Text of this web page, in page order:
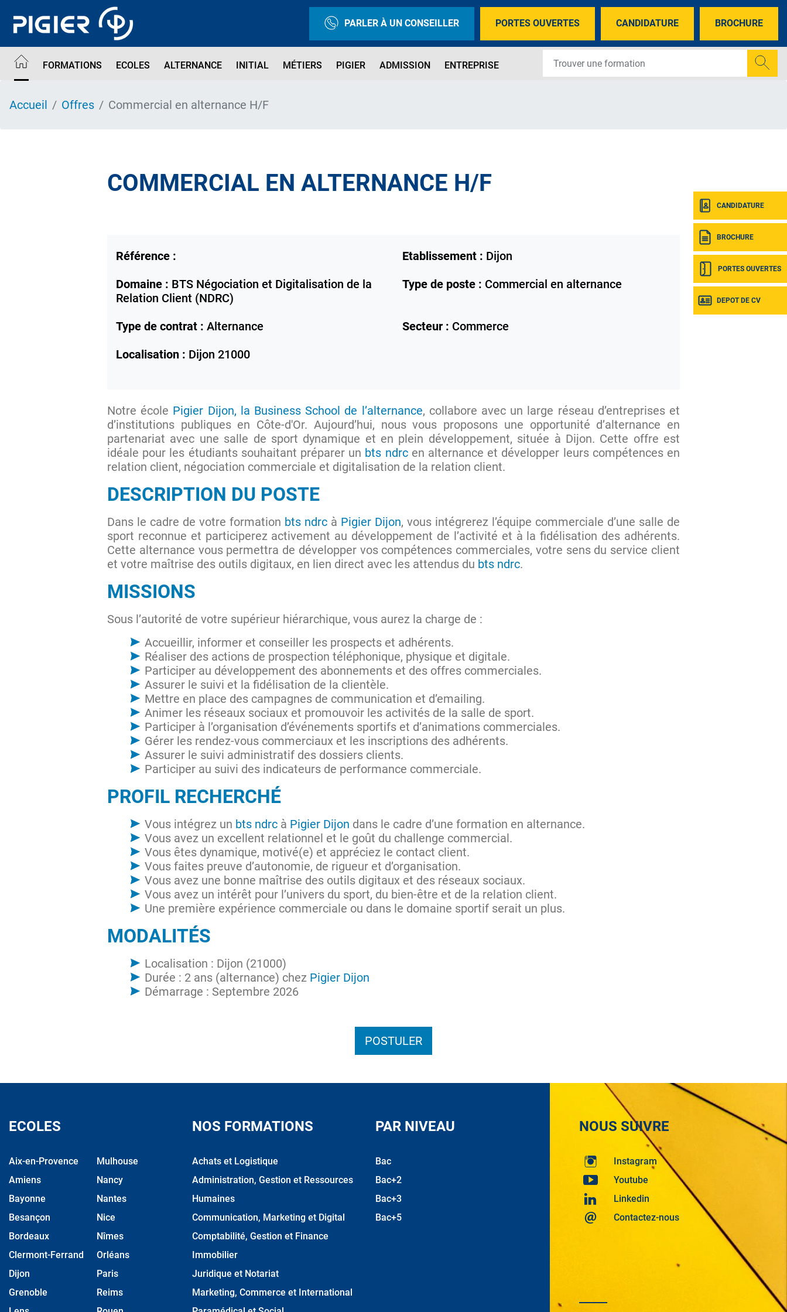
contenu
PARLER À UN CONSEILLER PORTES OUVERTES CANDIDATURE BROCHURE
FORMATIONS ECOLES ALTERNANCE INITIAL MÉTIERS PIGIER ADMISSION ENTREPRISE
CANDIDATURE
BROCHURE
PORTES OUVERTES
DEPOT DE CV
Accueil Offres Commercial en alternance H/F
COMMERCIAL EN ALTERNANCE H/F
Référence : Etablissement : Dijon
Domaine : BTS Négociation et Digitalisation de la
Relation Client (NDRC)
Type de poste : Commercial en alternance
Type de contrat : Alternance Secteur : Commerce
Localisation : Dijon 21000
Notre école Pigier Dijon, la Business School de l’alternance, collabore avec un large réseau d’entreprises et
d’institutions publiques en Côte-d'Or. Aujourd’hui, nous vous proposons une opportunité d’alternance en
partenariat avec une salle de sport dynamique et en plein développement, située à Dijon. Cette offre est
idéale pour les étudiants souhaitant préparer un bts ndrcen alternance et développer leurs compétences en
relation client, négociation commerciale et digitalisation de la relation client.
DESCRIPTION DU POSTE
Dans le cadre de votre formation bts ndrc à Pigier Dijon, vous intégrerez l’équipe commerciale d’une salle de
sport reconnue et participerez activement au développement de l’activité et à la fidélisation des adhérents.
Cette alternance vous permettra de développer vos compétences commerciales, votre sens du service client
et votre maîtrise des outils digitaux, en lien direct avec les attendus du bts ndrc.
MISSIONS
Sous l’autorité de votre supérieur hiérarchique, vous aurez la charge de :
Accueillir, informer et conseiller les prospects et adhérents.
Réaliser des actions de prospection téléphonique, physique et digitale.
Participer au développement des abonnements et des offres commerciales.
Assurer le suivi et la fidélisation de la clientèle.
Mettre en place des campagnes de communication et d’emailing.
Animer les réseaux sociaux et promouvoir les activités de la salle de sport.
Participer à l’organisation d’événements sportifs et d’animations commerciales.
Gérer les rendez-vous commerciaux et les inscriptions des adhérents.
Assurer le suivi administratif des dossiers clients.
Participer au suivi des indicateurs de performance commerciale.
PROFIL RECHERCHÉ
Vous intégrez un bts ndrc à Pigier Dijon dans le cadre d’une formation en alternance.
Vous avez un excellent relationnel et le goût du challenge commercial.
Vous êtes dynamique, motivé(e) et appréciez le contact client.
Vous faites preuve d’autonomie, de rigueur et d’organisation.
Vous avez une bonne maîtrise des outils digitaux et des réseaux sociaux.
Vous avez un intérêt pour l’univers du sport, du bien-être et de la relation client.
Une première expérience commerciale ou dans le domaine sportif serait un plus.
MODALITÉS
Localisation : Dijon (21000)
Durée : 2 ans (alternance) chez Pigier Dijon
Démarrage : Septembre 2026
POSTULER
ECOLES
Aix-en-Provence
Amiens
Bayonne
Besançon
Bordeaux
Clermont-Ferrand
Dijon
Grenoble
Mulhouse
Nancy
Nantes
Nice
Nîmes
Orléans
Paris
Reims
NOS FORMATIONS
Achats et Logistique
Administration, Gestion et Ressources
Humaines
Communication, Marketing et Digital
Comptabilité, Gestion et Finance
Immobilier
Juridique et Notariat
Marketing, Commerce et International
PAR NIVEAU
Bac
Bac+2
Bac+3
Bac+5
NOUS SUIVRE
Instagram
Youtube
Linkedin
Contactez-nous